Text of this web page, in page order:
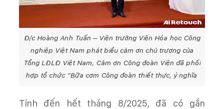
Đ/c Hoàng Anh Tuấn – Viện trưởng Viện Hóa học Công
nghiệp Việt Nam phát biểu cảm ơn chủ trương của
Tổng LĐLĐ Việt Nam, Cảm ơn Công đoàn Viện đã phối
hợp tổ chức “Bữa cơm Công đoàn thiết thực, ý nghĩa
Tính đến hết tháng 8/2025, đã có gần